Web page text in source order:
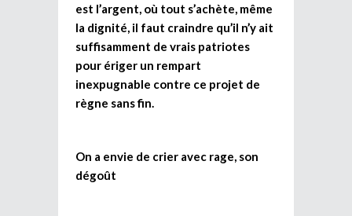
est l’argent, où tout s’achète, même
la dignité, il faut craindre qu’il n’y ait
suffisamment de vrais patriotes
pour ériger un rempart
inexpugnable contre ce projet de
règne sans fin.
On a envie de crier avec rage, son
dégoût